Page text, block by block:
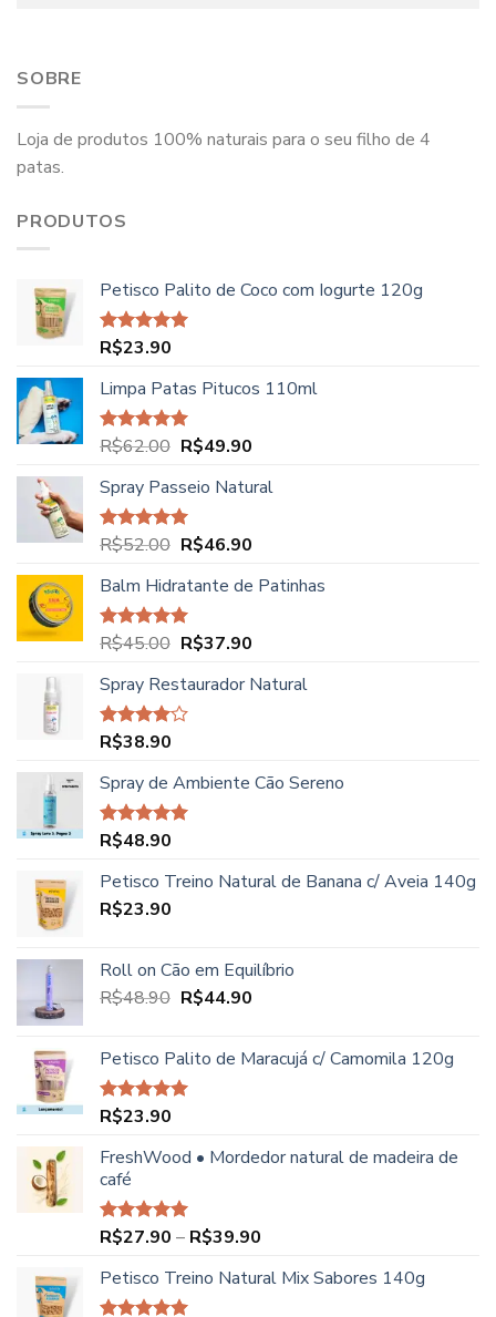
SOBRE
Loja de produtos 100% naturais para o seu filho de 4
patas.
PRODUTOS
Petisco Palito de Coco com Iogurte 120g
Avaliação
R$23.90
Limpa Patas Pitucos 110ml
Avaliação
R$62.00 O
original
era:
R$62.00.
R$49.90O
atual
R$49.90.
Spray Passeio Natural
Avaliação
R$52.00 O
original
era:
R$52.00.
R$46.90O
atual
R$46.90.
Balm Hidratante de Patinhas
Avaliação
R$45.00 O
original
era:
R$37.90O
atual
Spray Restaurador Natural
Avaliação
5
R$38.90
Spray de Ambiente Cão Sereno
Avaliação
R$48.90
Petisco Treino Natural de Banana c/ Aveia 140g
R$23.90
Roll on Cão em Equilíbrio
R$48.90 O
era:
R$48.90.
R$44.90O
é:
Petisco Palito de Maracujá c/ Camomila 120g
Avaliação
R$23.90
FreshWood • Mordedor natural de madeira de
café
Avaliação
R$27.90 – R$39.90
preço:
Petisco Treino Natural Mix Sabores 140g